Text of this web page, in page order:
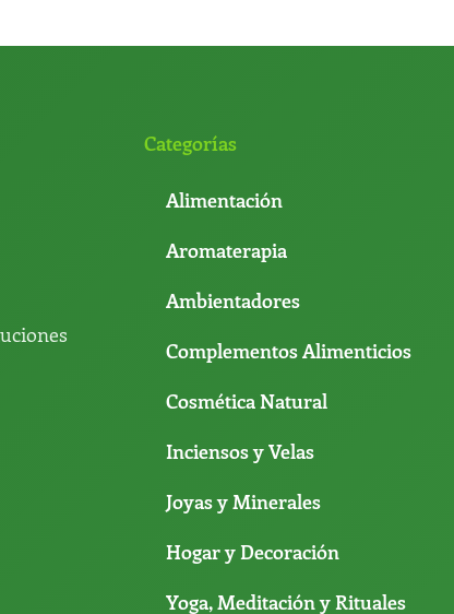
Categorías
Alimentación
Aromaterapia
Ambientadores
Complementos Alimenticios
Cosmética Natural
Inciensos y Velas
Joyas y Minerales
Hogar y Decoración
Yoga, Meditación y Rituales